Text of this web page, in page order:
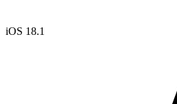
iOS 18.1